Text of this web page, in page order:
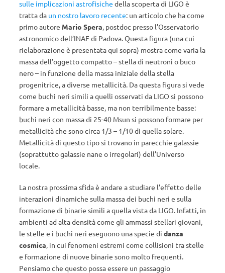
sulle implicazioni astrofisiche della scoperta di LIGO è
tratta da un nostro lavoro recente: un articolo che ha come
primo autore Mario Spera, postdoc presso l’Osservatorio
astronomico dell’INAF di Padova. Questa figura (una cui
rielaborazione è presentata qui sopra) mostra come varia la
massa dell’oggetto compatto – stella di neutroni o buco
nero – in funzione della massa iniziale della stella
progenitrice, a diverse metallicità. Da questa figura si vede
come buchi neri simili a quelli osservati da LIGO si possono
formare a metallicità basse, ma non terribilmente basse:
buchi neri con massa di 25-40 Msun si possono formare per
metallicità che sono circa 1/3 – 1/10 di quella solare.
Metallicità di questo tipo si trovano in parecchie galassie
(soprattutto galassie nane o irregolari) dell’Universo
locale.
La nostra prossima sfida è andare a studiare l’effetto delle
interazioni dinamiche sulla massa dei buchi neri e sulla
formazione di binarie simili a quella vista da LIGO. Infatti, in
ambienti ad alta densità come gli ammassi stellari giovani,
le stelle e i buchi neri eseguono una specie di danza
cosmica, in cui fenomeni estremi come collisioni tra stelle
e formazione di nuove binarie sono molto frequenti.
Pensiamo che questo possa essere un passaggio